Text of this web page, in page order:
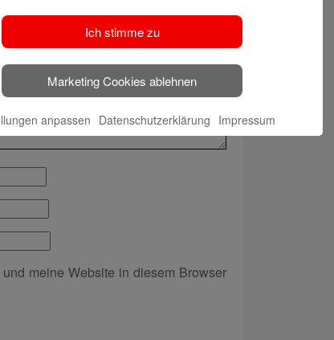
meine Website in diesem Browser
Ich stimme zu
Marketing Cookies ablehnen
anpassen Datenschutzerklärung Impressum